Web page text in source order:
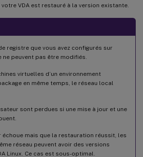
VDA est restauré à la version existante.
registre que vous avez configurés sur
ne peuvent pas être modifiés.
virtuelles d’un environnement
en même temps, le réseau local
sont perdues si une mise à jour et une
échoue mais que la restauration réussit, les
réseau peuvent avoir des versions
Linux. Ce cas est sous-optimal.